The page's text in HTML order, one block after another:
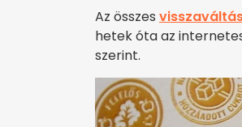
Az összes
hetek óta az
szerint.